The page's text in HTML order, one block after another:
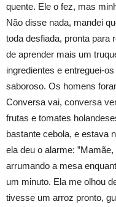
quente. Ele o fez, mas
Não disse nada, mandei
toda desfiada, pronta para
de aprender mais um
ingredientes e entreguei-
saboroso. Os homens
Conversa vai, conversa
frutas e tomates
bastante cebola, e estava
ela deu o alarme:
arrumando a mesa
um minuto. Ela me olhou
tivesse um arroz pronto,